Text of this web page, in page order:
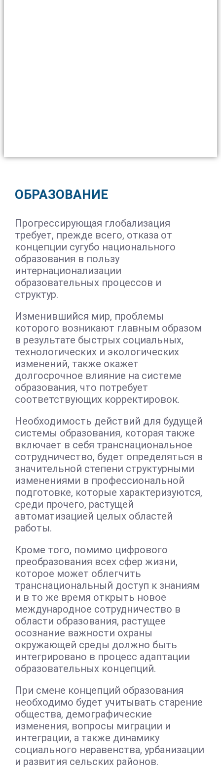
ОБРАЗОВАНИЕ
Прогрессирующая глобализация
требует, прежде всего, отказа от
концепции сугубо национального
образования в пользу
интернационализации
образовательных процессов и
структур.
Изменившийся мир, проблемы
которого возникают главным образом
в результате быстрых социальных,
технологических и экологических
изменений, также окажет
долгосрочное влияние на системе
образования, что потребует
соответствующих корректировок.
Необходимость действий для будущей
системы образования, которая также
включает в себя транснациональное
сотрудничество, будет определяться в
значительной степени структурными
изменениями в профессиональной
подготовке, которые характеризуются,
среди прочего, растущей
автоматизацией целых областей
работы.
Кроме того, помимо цифрового
преобразования всех сфер жизни,
которое может облегчить
транснациональный доступ к знаниям
и в то же время открыть новое
международное сотрудничество в
области образования, растущее
осознание важности охраны
окружающей среды должно быть
интегрировано в процесс адаптации
образовательных концепций.
При смене концепций образования
необходимо будет учитывать старение
общества, демографические
изменения, вопросы миграции и
интеграции, а также динамику
социального неравенства, урбанизации
и развития сельских районов.